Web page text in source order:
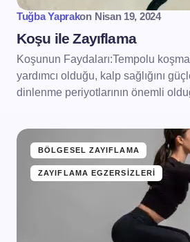
Tuğba Yaprakon Nisan 19, 2024
Koşu ile Zayıflama
Koşunun Faydaları:Tempolu
yardımcı olduğu, kalp sağlığını
dinlenme periyotlarının önemli
BÖLGESEL ZAYIFLAMA
ZAYIFLAMA EGZERSIZLERI